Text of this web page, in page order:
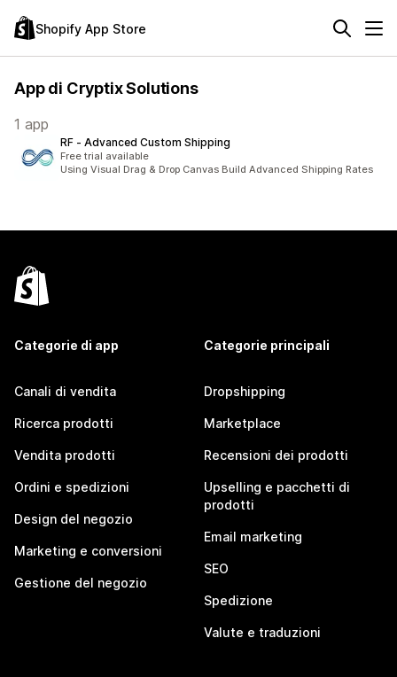
Shopify App Store
App di Cryptix Solutions
1 app
RF ‑ Advanced Custom Shipping
Free trial available
Using Visual Drag & Drop Canvas Build Advanced Shipping Rates
Categorie di app
Canali di vendita
Ricerca prodotti
Vendita prodotti
Ordini e spedizioni
Design del negozio
Marketing e conversioni
Gestione del negozio
Categorie principali
Dropshipping
Marketplace
Recensioni dei prodotti
Upselling e pacchetti di
prodotti
Email marketing
SEO
Spedizione
Valute e traduzioni